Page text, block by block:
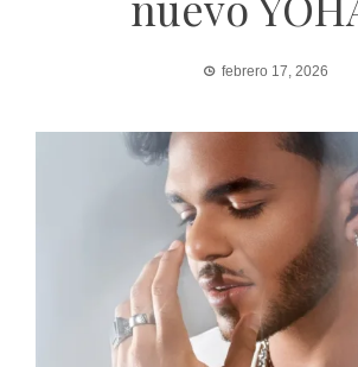
febrero 17, 2026